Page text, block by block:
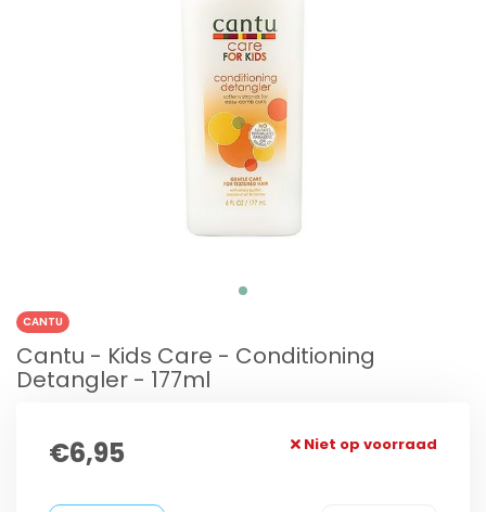
CANTU
Cantu - Kids Care - Conditioning
Detangler - 177ml
€6,95 Niet op voorraad